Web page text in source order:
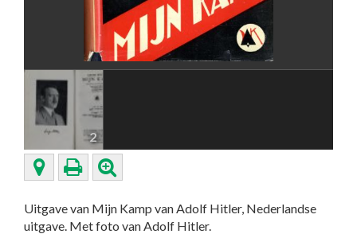
2
Uitgave van Mijn Kamp van Adolf Hitler, Nederlandse
uitgave. Met foto van Adolf Hitler.